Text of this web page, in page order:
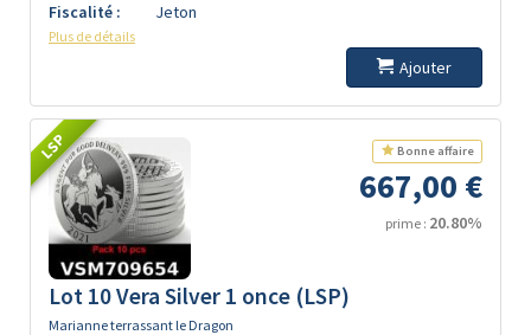
Fiscalité :
Jeton
Plus de détails
Ajouter
LSP Bonne affaire
667,00 €
prime : 20.80%
Lot 10 Vera Silver 1 once (LSP)
Marianne terrassant le Dragon